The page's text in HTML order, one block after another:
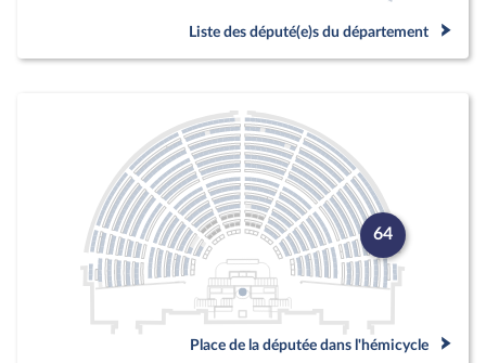
Liste des député(e)s du département
64
Place de la députée dans l'hémicycle